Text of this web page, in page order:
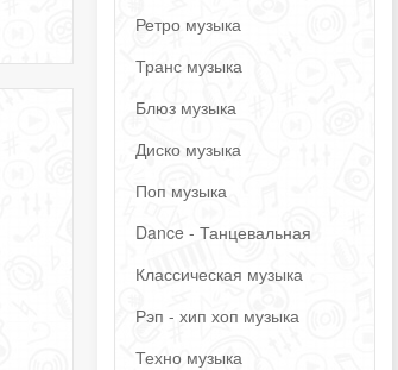
Ретро музыка
Транс музыка
Блюз музыка
Диско музыка
Поп музыка
Dance - Танцевальная
Классическая музыка
Рэп - хип хоп музыка
Техно музыка